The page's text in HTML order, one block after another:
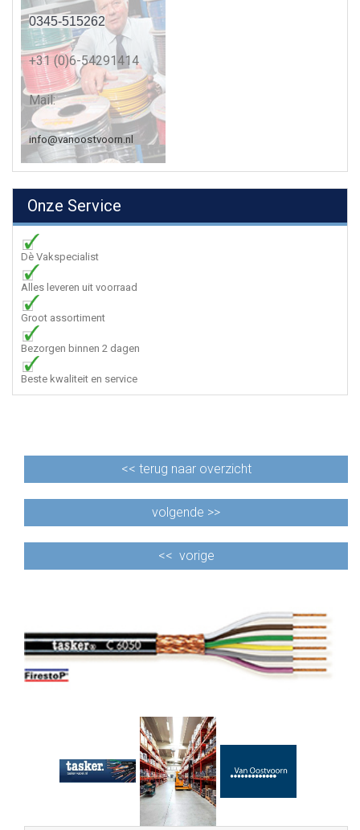
0345-515262
+31 (0)6-54291414
Mail:
info@vanoostvoorn.nl
Onze Service
Dè Vakspecialist
Alles leveren uit voorraad
Groot assortiment
Bezorgen binnen 2 dagen
Beste kwaliteit en service
<< terug naar overzicht
volgende >>
<< vorige